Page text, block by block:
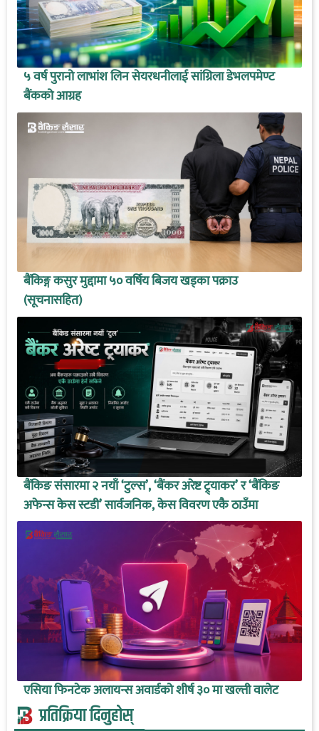
५ वर्ष पुरानो लाभांश लिन सेयरधनीलाई सांग्रिला डेभलपमेण्ट
बैंकको आग्रह
बैंकिङ्ग कसुर मुद्दामा ५० वर्षिय बिजय खड्का पक्राउ
(सूचनासहित)
बैंकिङ संसारमा २ नयाँ ‘टुल्स’, ‘बैंकर अरेष्ट ट्र्याकर’ र ‘बैंकिङ
अफेन्स केस स्टडी’ सार्वजनिक, केस विवरण एकै ठाउँमा
एसिया फिनटेक अलायन्स अवार्डको शीर्ष ३० मा खल्ती वालेट
प्रतिक्रिया दिनुहोस्